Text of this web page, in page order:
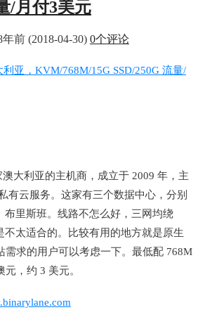
/月付3美元
年前 (2018-04-30) 0个评论
澳大利亚的主机商，成立于 2009 年，主
有云服务。这家有三个数据中心，分别
布里斯班。线路不怎么好，三网均绕
不太适合的。比较有用的地方就是原生
需求的用户可以考虑一下。最低配 768M
，约 3 美元。